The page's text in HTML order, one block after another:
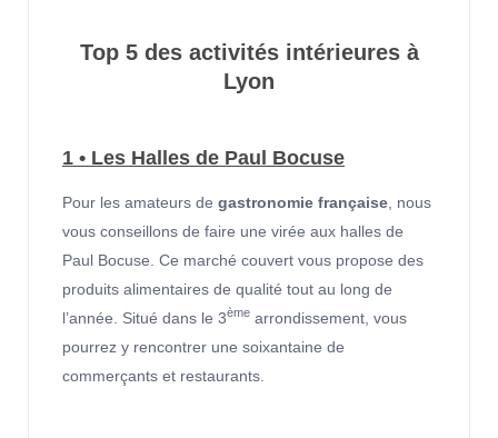
Top 5 des activités intérieures à
Lyon
1 • Les Halles de Paul Bocuse
Pour les amateurs de gastronomie française , nous
vous conseillons de faire une virée aux halles de
Paul Bocuse. Ce marché couvert vous propose des
produits alimentaires de qualité tout au long de
l’année. Situé dans le 3ème arrondissement, vous
pourrez y rencontrer une soixantaine de
commerçants et restaurants.